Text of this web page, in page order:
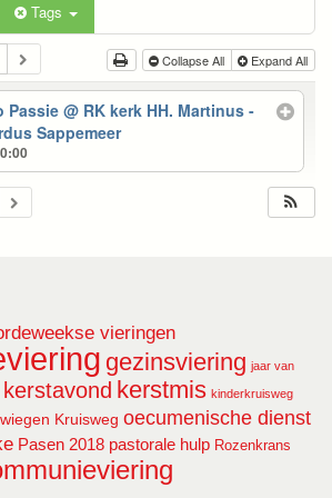
Tags
Collapse All Expand All
Passie@ RK kerk HH. Martinus -
Sappemeer
vieringen
gezinsviering jaar van
kerstavond kerstmis kinderkruisweg
Kruisweg oecumenische dienst
Pasen 2018 pastorale hulp Rozenkrans